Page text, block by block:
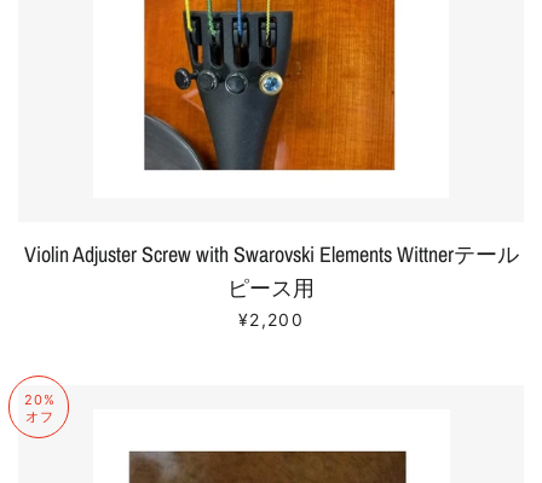
Violin Adjuster Screw with Swarovski Elements Wittnerテール
ピース用
販売価格
¥2,200
20%
オフ